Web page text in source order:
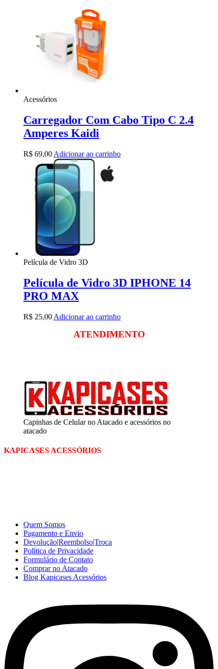
Acessórios
Carregador Com Cabo Tipo C 2.4
Amperes Kaidi
R$ 69,00 Adicionar ao carrinho
Película de Vidro 3D
Película de Vidro 3D IPHONE 14
PRO MAX
R$ 25,00 Adicionar ao carrinho
ATENDIMENTO
Capinhas de Celular no Atacado e acessórios no
atacado
KAPICASES ACESSÓRIOS
Quem Somos
Pagamento e Envio
Devolução|Reembolso|Troca
Política de Privacidade
Formulário de Contato
Comprar no Atacado
Blog Kapicases Acessórios